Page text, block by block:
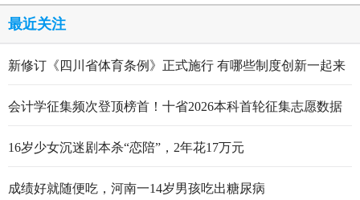
最近关注
新修订《四川省体育条例》正式施行 有哪些制度创新一起来
会计学征集频次登顶榜首！十省2026本科首轮征集志愿数据
16岁少女沉迷剧本杀“恋陪”，2年花17万元
成绩好就随便吃，河南一14岁男孩吃出糖尿病